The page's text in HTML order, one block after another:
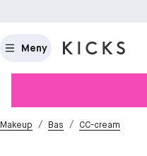
Meny
Makeup / Bas / CC-cream